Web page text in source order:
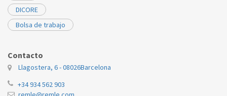
DICORE
Bolsa de trabajo
Contacto
Llagostera, 6 - 08026Barcelona
+34 934 562 903